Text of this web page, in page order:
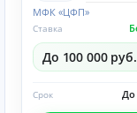
МФК «ЦФП»
Ставка
До 100 000 руб.
До
Срок